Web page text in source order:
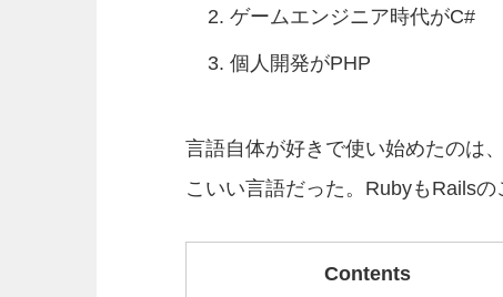
ゲームエンジニア時代がC#
個人開発がPHP
言語自体が好きで使い始めたのは
こいい言語だった。RubyもRailsの
Contents